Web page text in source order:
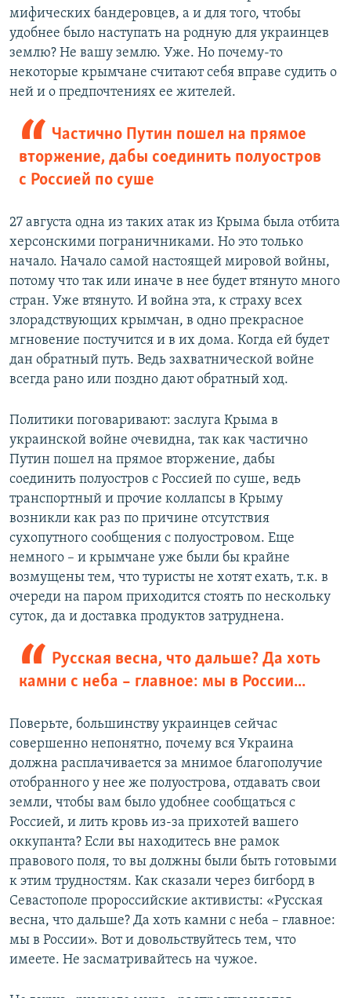
мифических бандеровцев, а и для того, чтобы
удобнее было наступать на родную для украинцев
землю? Не вашу землю. Уже. Но почему-то
некоторые крымчане считают себя вправе судить о
ней и о предпочтениях ее жителей.
Частично Путин пошел на прямое
вторжение, дабы соединить полуостров
с Россией по суше
27 августа одна из таких атак из Крыма была отбита
херсонскими пограничниками. Но это только
начало. Начало самой настоящей мировой войны,
потому что так или иначе в нее будет втянуто много
стран. Уже втянуто. И война эта, к страху всех
злорадствующих крымчан, в одно прекрасное
мгновение постучится и в их дома. Когда ей будет
дан обратный путь. Ведь захватнической войне
всегда рано или поздно дают обратный ход.
Политики поговаривают: заслуга Крыма в
украинской войне очевидна, так как частично
Путин пошел на прямое вторжение, дабы
соединить полуостров с Россией по суше, ведь
транспортный и прочие коллапсы в Крыму
возникли как раз по причине отсутствия
сухопутного сообщения с полуостровом. Еще
немного – и крымчане уже были бы крайне
возмущены тем, что туристы не хотят ехать, т.к. в
очереди на паром приходится стоять по нескольку
суток, да и доставка продуктов затруднена.
Русская весна, что дальше? Да хоть
камни с неба – главное: мы в России...
Поверьте, большинству украинцев сейчас
совершенно непонятно, почему вся Украина
должна расплачивается за мнимое благополучие
отобранного у нее же полуострова, отдавать свои
земли, чтобы вам было удобнее сообщаться с
Россией, и лить кровь из-за прихотей вашего
оккупанта? Если вы находитесь вне рамок
правового поля, то вы должны были быть готовыми
к этим трудностям. Как сказали через бигборд в
Севастополе пророссийские активисты: «Русская
весна, что дальше? Да хоть камни с неба – главное:
мы в России». Вот и довольствуйтесь тем, что
имеете. Не засматривайтесь на чужое.